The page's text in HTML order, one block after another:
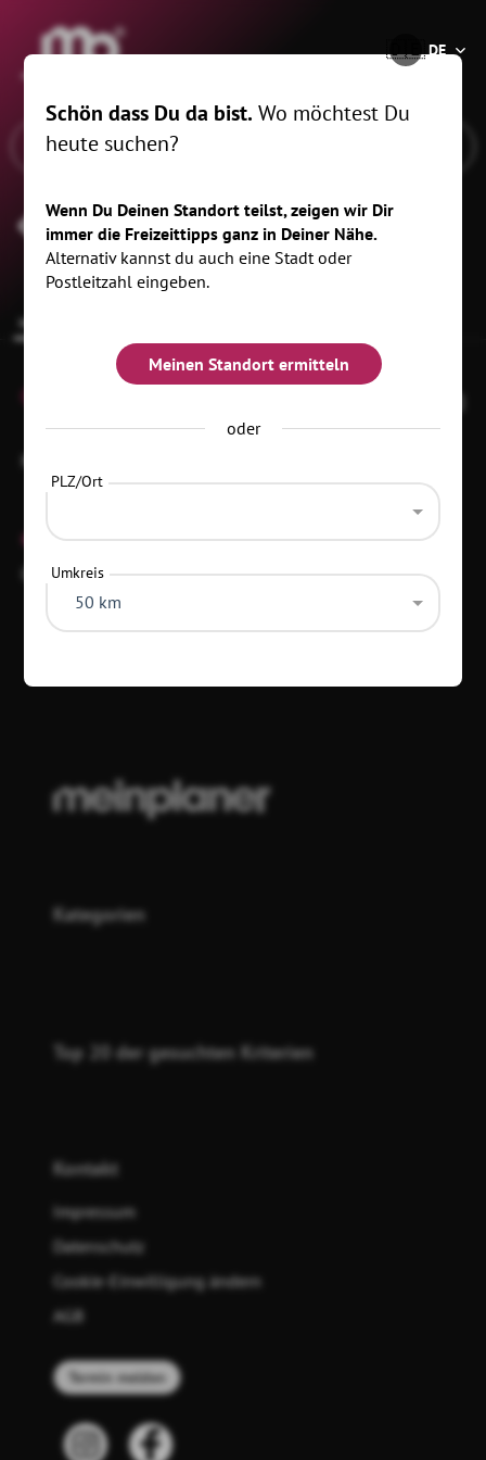
®
🇩🇪DE
Panometer Leipzig
Infos zur Location
Richard-Lehmann-Str. 114
Geschlossen— 10:00–17:00 Uhr
Öffnet
So–Sa 10:00–17:00 Uhr
Diese Daten wurden vor 7 Monaten aktualisiert
Kategorien
Top 20 der gesuchten Kriterien
Kontakt
Impressum
Datenschutz
Cookie-Einwilligung ändern
AGB
Termin melden
Schön dass Du da bist. Wo möchtest Du
heute suchen?
Wenn Du Deinen Standort teilst, zeigen wir Dir
immer die Freizeittipps ganz in Deiner Nähe.
Alternativ kannst du auch eine Stadt oder
Postleitzahl eingeben.
Meinen Standort ermitteln
oder
PLZ/Ort
Umkreis
50 km